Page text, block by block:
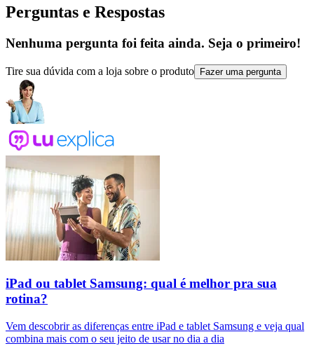
Perguntas e Respostas
Nenhuma pergunta foi feita ainda. Seja o primeiro!
Tire sua dúvida com a loja sobre o produto Fazer uma pergunta
iPad ou tablet Samsung: qual é melhor pra sua
rotina?
Vem descobrir as diferenças entre iPad e tablet Samsung e veja qual
combina mais com o seu jeito de usar no dia a dia